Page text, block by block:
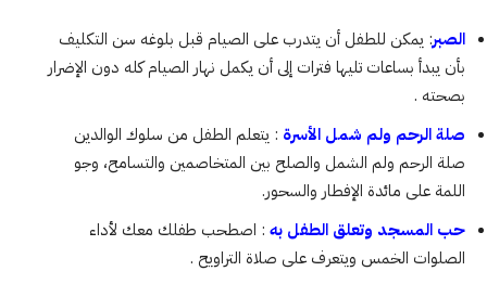
الصبر: يمكن للطفل أن يتدرب على الصيام قبل بلوغه سن التكليف
بأن يبدأ بساعات تليها فترات إلى أن يكمل نهار الصيام كله دون الإضرار
بصحته .
صلة الرحم ولم شمل الأسرة : يتعلم الطفل من سلوك الوالدين
صلة الرحم ولم الشمل والصلح بين المتخاصمين والتسامح، وجو
اللمة على مائدة الإفطار والسحور.
حب المسجد وتعلق الطفل به : اصطحب طفلك معك لأداء
الصلوات الخمس ويتعرف على صلاة التراويح .